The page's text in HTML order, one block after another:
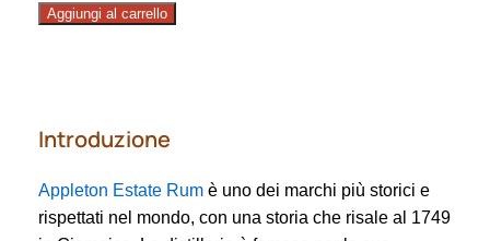
Rum
Aggiungi al carrello
Introduzione
Appleton Estate Rum è uno dei marchi più storici e
rispettati nel mondo, con una storia che risale al 1749